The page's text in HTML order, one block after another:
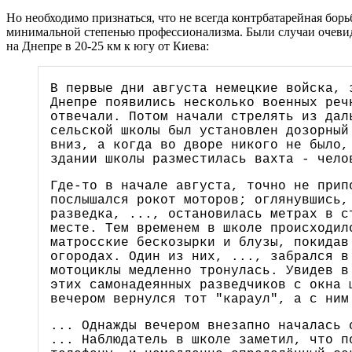
Но необходимо признаться, что не всегда контрбатарейная
минимальной степенью профессионализма. Были случаи
на Днепре в 20-25 км к югу от Киева:
В первые дни августа немецкие
Днепре появились несколько военных
отвечали. Потом начали стрелять из
сельской школы был установлен
вниз, а когда во дворе никого не
здании школы разместилась вахта -
Где-то в начале августа, точно не
послышался рокот моторов;
разведка, ..., остановилась метрах в
месте. Тем временем в школе
матросские бескозырки и блузы,
огородах. Один из них, ..., забрался
мотоциклы медленно тронулась.
этих самонадеянных разведчиков с
вечером вернулся тот "караул", а с
... Однажды вечером внезапно началась
... Наблюдатель в школе заметил, что